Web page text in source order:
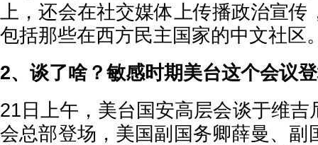
上，还会在社交媒体上传播政治宣传
包括那些在西方民主国家的中文社区
2、谈了啥？敏感时期美台这个会议
21日上午，美台国安高层会谈于维吉
会总部登场，美国副国务卿薛曼、副